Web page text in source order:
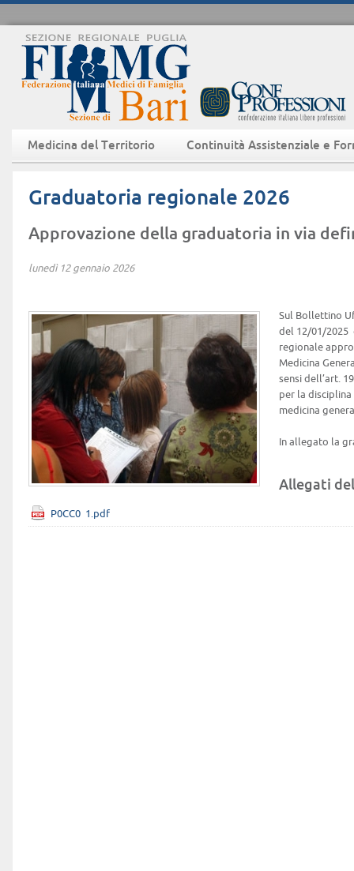
Medicina del Territorio Continuità Assistenziale e
Graduatoria regionale 2026
Approvazione della graduatoria in via
lunedì 12 gennaio 2026
Sul Bollettino
del 12/01/2025
regionale
Medicina
sensi dell’art.
per la
medicina
In allegato la
Allegati
P0CC0_1.pdf